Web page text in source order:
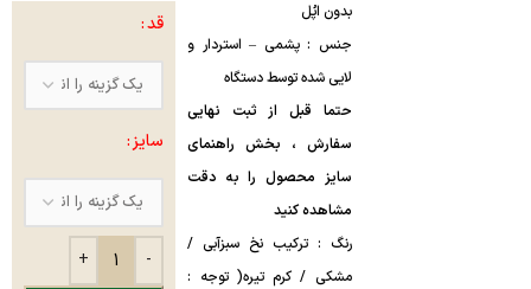
بدون اپُل
جنس : پشمی – استردار و
لایی شده توسط دستگاه
حتما قبل از ثبت نهایی
سفارش ، بخش راهنمای
سایز محصول را به دقت
مشاهده کنید
رنگ : ترکیب نخ سبزآبی /
مشکی / کرم تیره( توجه :
قد
سایز